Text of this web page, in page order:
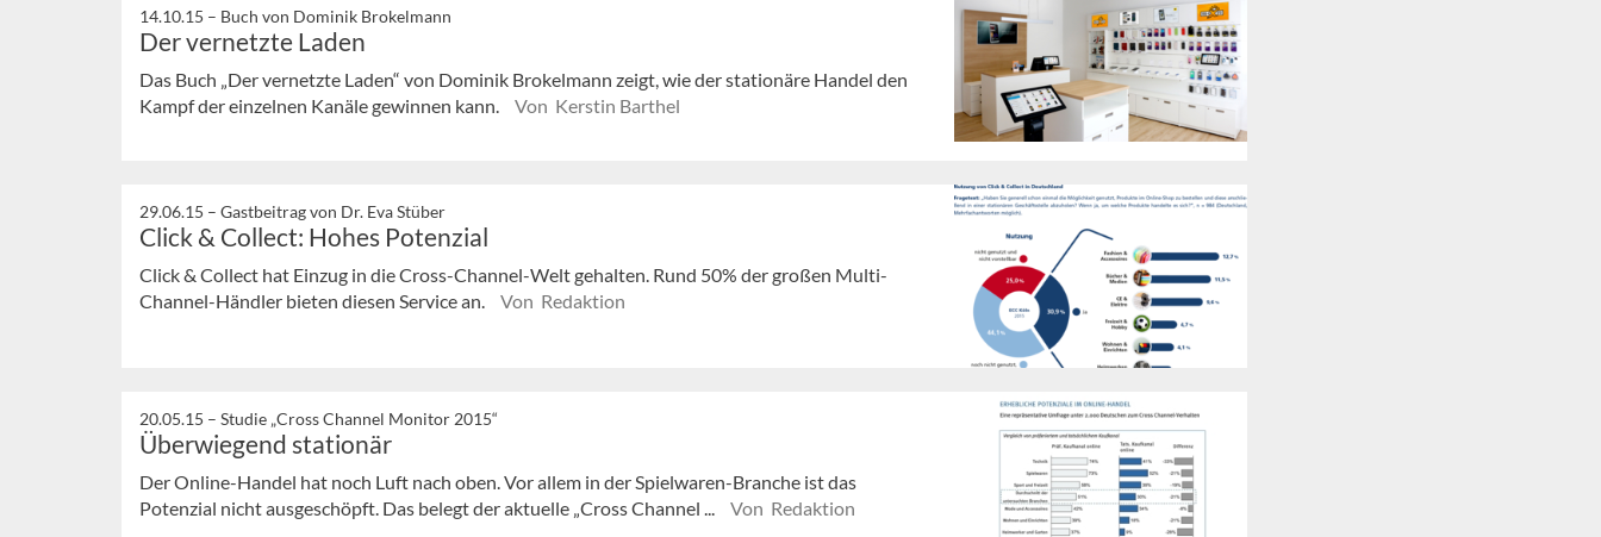
14.10.15 – Buch von Dominik Brokelmann
Der vernetzte Laden
Das Buch „Der vernetzte Laden“ von Dominik Brokelmann zeigt, wie der stationäre Handel den
Kampf der einzelnen Kanäle gewinnen kann.
Von Kerstin Barthel
29.06.15 – Gastbeitrag von Dr. Eva Stüber
Click & Collect: Hohes Potenzial
Click & Collect hat Einzug in die Cross-Channel-Welt gehalten. Rund 50% der großen Multi-
Channel-Händler bieten diesen Service an.
Von Redaktion
20.05.15 – Studie „Cross Channel Monitor 2015“
Überwiegend stationär
Der Online-Handel hat noch Luft nach oben. Vor allem in der Spielwaren-Branche ist das
Potenzial nicht ausgeschöpft. Das belegt der aktuelle „Cross Channel ...
Von Redaktion